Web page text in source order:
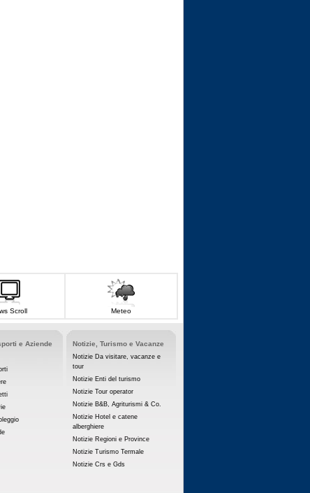
Scroll Meteo
e Aziende Notizie, Turismo e Vacanze
Notizie Da visitare, vacanze e
tour
Notizie Enti del turismo
Notizie Tour operator
Notizie B&B, Agriturismi & Co.
Notizie Hotel e catene
alberghiere
Notizie Regioni e Province
Notizie Turismo Termale
Notizie Crs e Gds